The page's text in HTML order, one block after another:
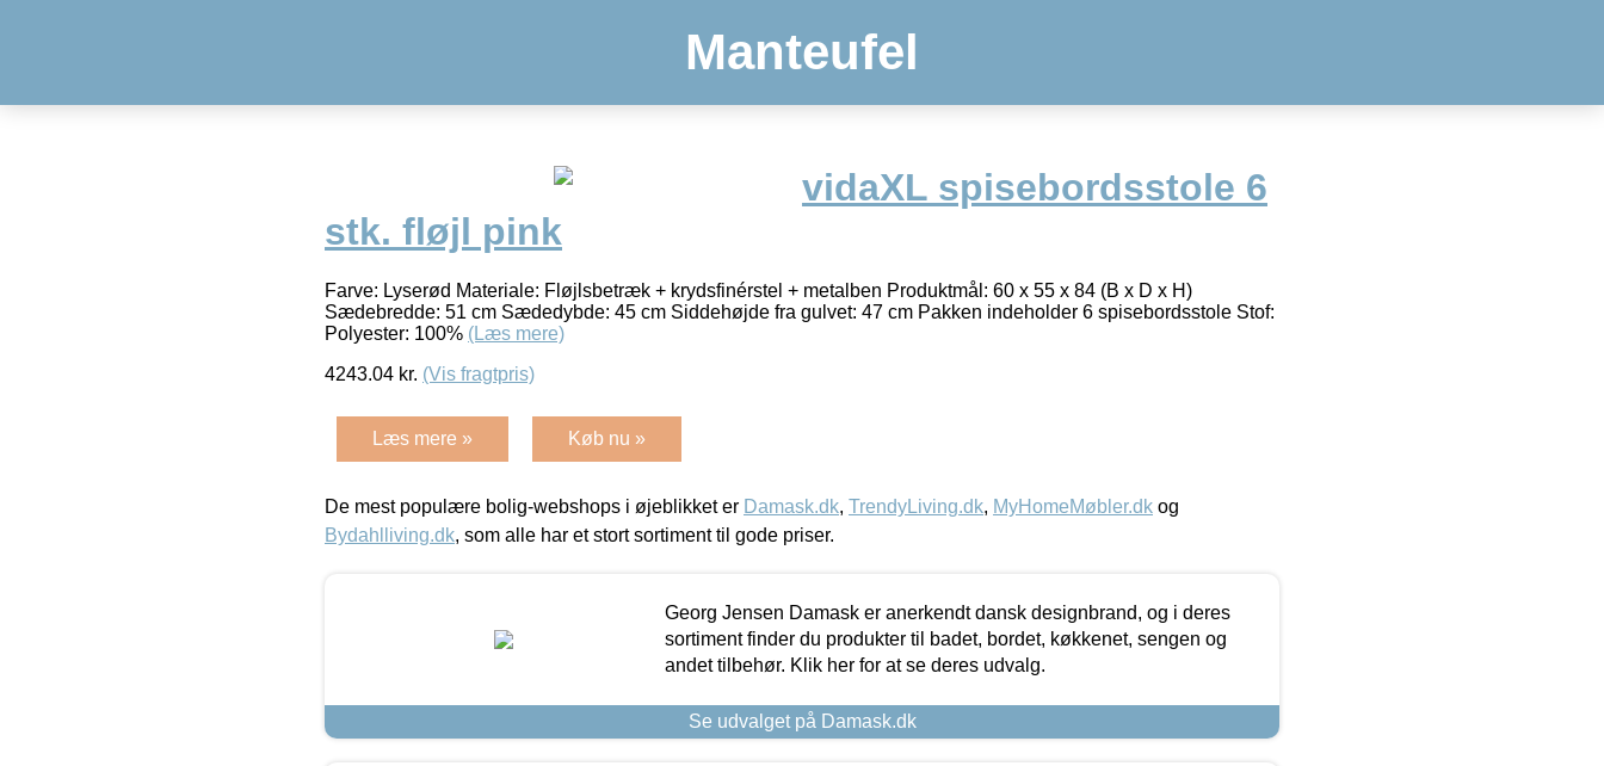
Manteufel
vidaXL spisebordsstole 6
stk. fløjl pink
Farve: Lyserød Materiale: Fløjlsbetræk + krydsfinérstel + metalben Produktmål: 60 x 55 x 84 (B x D x H)
Sædebredde: 51 cm Sædedybde: 45 cm Siddehøjde fra gulvet: 47 cm Pakken indeholder 6 spisebordsstole Stof:
Polyester: 100% (Læs mere)
4243.04 kr. (Vis fragtpris)
Læs mere » Køb nu »
De mest populære bolig-webshops i øjeblikket er Damask.dk, TrendyLiving.dk, MyHomeMøbler.dk og
Bydahlliving.dk, som alle har et stort sortiment til gode priser.
Georg Jensen Damask er anerkendt dansk designbrand, og i deres
sortiment finder du produkter til badet, bordet, køkkenet, sengen og
andet tilbehør. Klik her for at se deres udvalg.
Se udvalget på Damask.dk